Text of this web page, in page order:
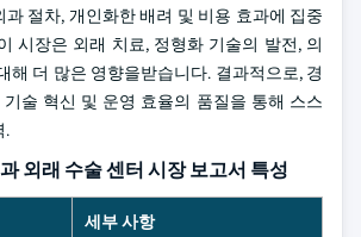
과 절차, 개인화한 배려 및 비용 효과에 집중
시장은 외래 치료, 정형화 기술의 발전, 의
해 더 많은 영향을받습니다. 결과적으로, 경
술 혁신 및 운영 효율의 품질을 통해 스스
.
외래 수술 센터 시장 보고서 특성
세부 사항